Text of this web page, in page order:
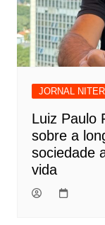
JORNAL
Luiz Paulo
sobre a
sociedade
vida